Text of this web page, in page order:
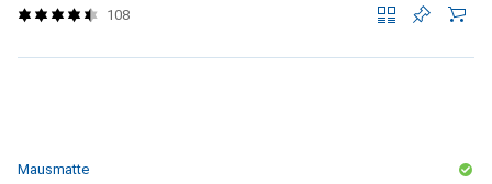
108
Mausmatte